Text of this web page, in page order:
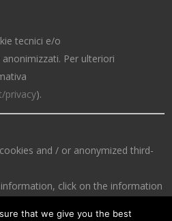
tecnici e/o
Per ulteriori
privacy).
and / or anonymized third-
click on the information
that we give you the best